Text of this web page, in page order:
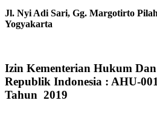
Jl. Nyi Adi Sari, Gg. Margotirto
Yogyakarta
Izin Kementerian Hukum
Republik Indonesia : AHU-
Tahun 2019